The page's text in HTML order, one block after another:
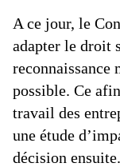
A ce jour, le
adapter le droit
reconnaissance
possible. Ce
travail des
une étude
décision ensuite.